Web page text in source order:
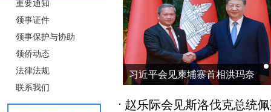
重要通知
领事证件
领事保护与协助
领侨动态
法律法规
联系我们
柬埔寨首相洪玛奈 习近平同斯洛伐克总统佩列格里
赵乐际会见斯洛伐克总统